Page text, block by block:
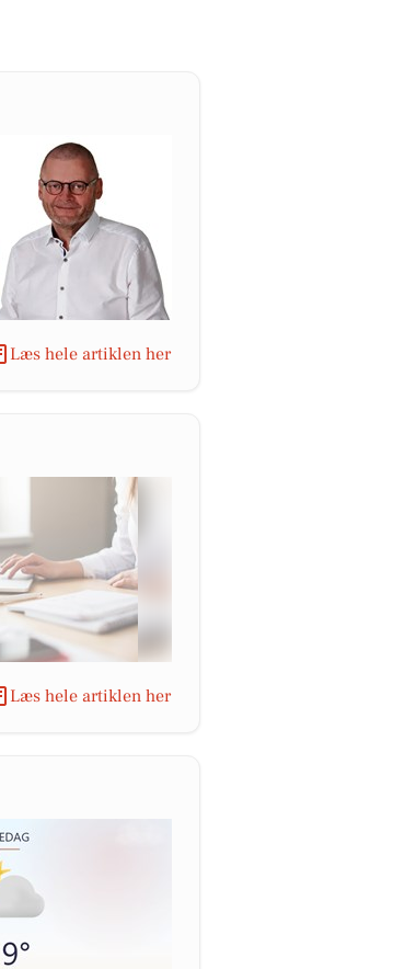
Læs hele artiklen her
Læs hele artiklen her